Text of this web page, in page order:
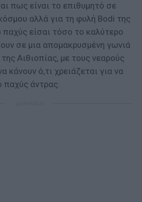
πως είναι το επιθυμητό σε
αλλά για τη φυλή Bodi της
παχύς είσαι τόσο το καλύτερο
σε μια απομακρυσμένη γωνιά
Αιθιοπίας, με τους νεαρούς
κάνουν ό,τι χρειάζεται για να
άντρας.